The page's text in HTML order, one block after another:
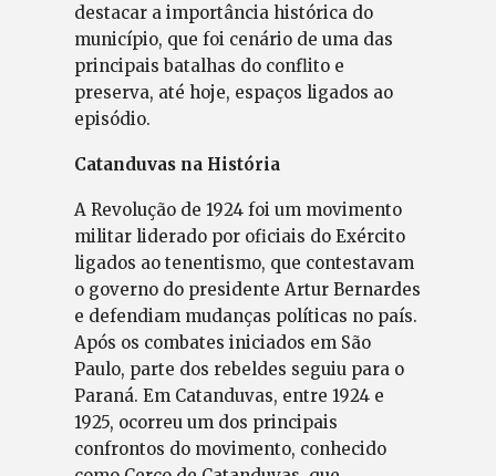
destacar a importância histórica do
município, que foi cenário de uma das
principais batalhas do conflito e
preserva, até hoje, espaços ligados ao
episódio.
Catanduvas na História
A Revolução de 1924 foi um movimento
militar liderado por oficiais do Exército
ligados ao tenentismo, que contestavam
o governo do presidente Artur Bernardes
e defendiam mudanças políticas no país.
Após os combates iniciados em São
Paulo, parte dos rebeldes seguiu para o
Paraná. Em Catanduvas, entre 1924 e
1925, ocorreu um dos principais
confrontos do movimento, conhecido